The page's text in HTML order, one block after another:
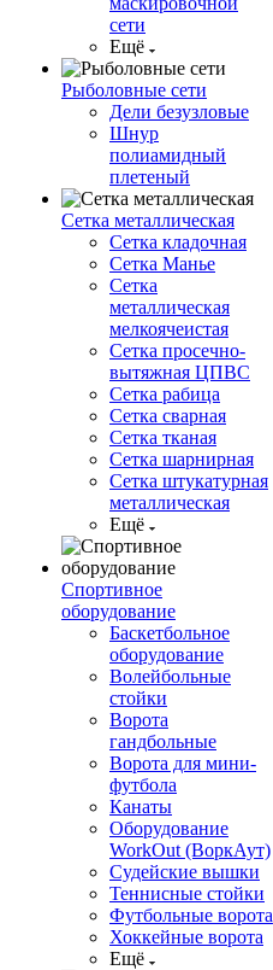
сети
Ещё
Рыболовные сети
Дели безузловые
Шнур
полиамидный
плетеный
Сетка металлическая
Сетка кладочная
Сетка Манье
Сетка
металлическая
мелкоячеистая
Сетка просечно-
вытяжная ЦПВС
Сетка рабица
Сетка сварная
Сетка тканая
Сетка шарнирная
Сетка штукатурная
металлическая
Ещё
Спортивное
оборудование
Баскетбольное
оборудование
Волейбольные
стойки
Ворота
гандбольные
Ворота для мини-
футбола
Канаты
Оборудование
WorkOut (ВоркАут)
Судейские вышки
Теннисные стойки
Футбольные ворота
Хоккейные ворота
Ещё